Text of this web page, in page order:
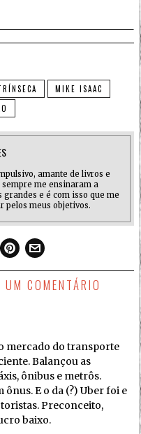
MIKE ISAAC
amante de livros e
me ensinaram a
e é com isso que me
pelos meus objetivos.
UM COMENTÁRIO
mercado do transporte
Balançou as
ônibus e metrôs.
E o da (?) Uber foi e
Preconceito,
baixo.